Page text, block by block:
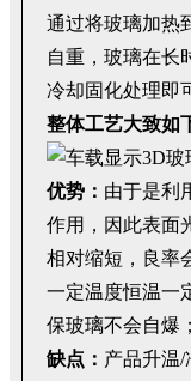
通过将玻璃加热
自重，玻璃在长
冷却固化处理即
整体工艺大致如
优势： 由于是利
作用，因此表面
相对缩短，良率
一定温度恒温一
保玻璃不会自爆；
缺点： 产品升温